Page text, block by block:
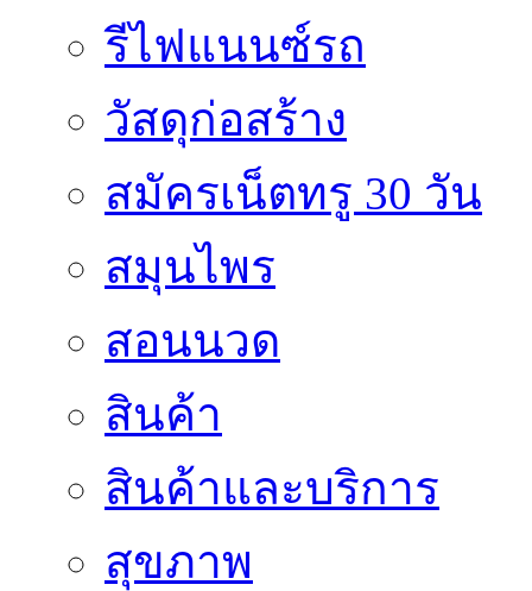
รีไฟแนนซ์รถ
วัสดุก่อสร้าง
สมัครเน็ตทรู 30 วัน
สมุนไพร
สอนนวด
สินค้า
สินค้าและบริการ
สุขภาพ